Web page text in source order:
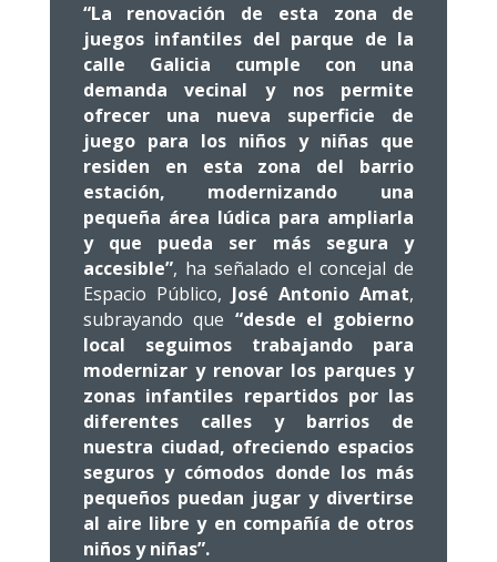
“La renovación de esta zona de
juegos infantiles del parque de la
calle Galicia cumple con una
demanda vecinal y nos permite
ofrecer una nueva superficie de
juego para los niños y niñas que
residen en esta zona del barrio
estación, modernizando una
pequeña área lúdica para ampliarla
y que pueda ser más segura y
accesible”, ha señalado el concejal de
Espacio Público, José Antonio Amat,
subrayando que “desde el gobierno
local seguimos trabajando para
modernizar y renovar los parques y
zonas infantiles repartidos por las
diferentes calles y barrios de
nuestra ciudad, ofreciendo espacios
seguros y cómodos donde los más
pequeños puedan jugar y divertirse
al aire libre y en compañía de otros
niños y niñas”.